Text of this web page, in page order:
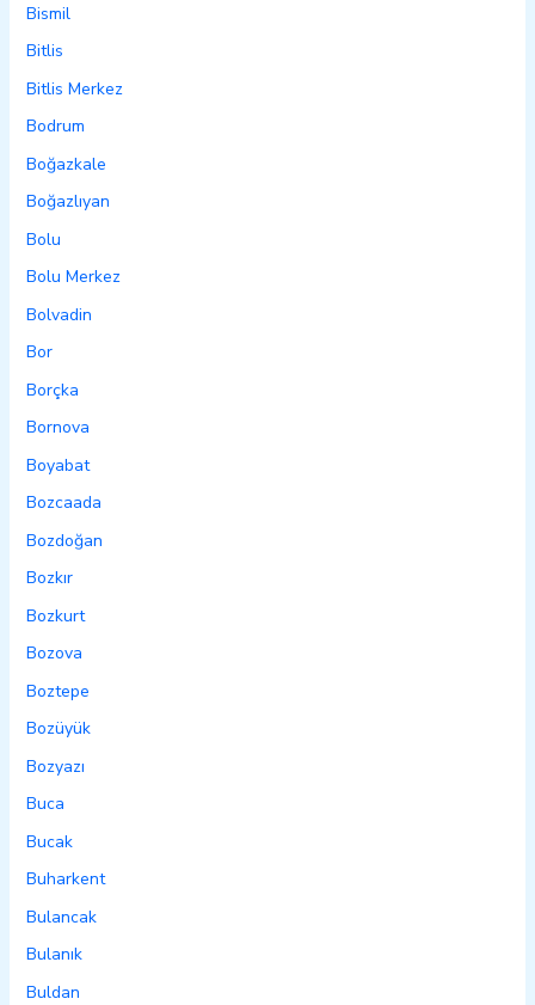
Bismil
Bitlis
Bitlis Merkez
Bodrum
Boğazkale
Boğazlıyan
Bolu
Bolu Merkez
Bolvadin
Bor
Borçka
Bornova
Boyabat
Bozcaada
Bozdoğan
Bozkır
Bozkurt
Bozova
Boztepe
Bozüyük
Bozyazı
Buca
Bucak
Buharkent
Bulancak
Bulanık
Buldan